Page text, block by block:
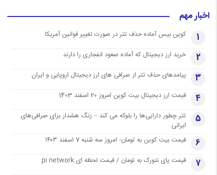
اخبار مهم
1 کوین بیس آماده حذف تتر در صورت تغییر قوانین آمریکا
2 خرید ارز دیجیتال که آماده صعود انفجاری را دارند
3 پیامدهای حذف تتر از صرافی های ارز دیجیتال اروپایی و ایران
4 قیمت ارز دیجیتال بیت کوین امروز 20 اسفند 1403
5
تتر چطور دارایی‌ها را بلوکه می کند – زنگ هشدار برای صرافی‌های
ایرانی
6 قیمت بیت کوین به تومان- امروز سه شنبه 7 اسفند ۱۴۰۳
7 قیمت پای نتورک به تومان / قیمت لحظه ای pi network